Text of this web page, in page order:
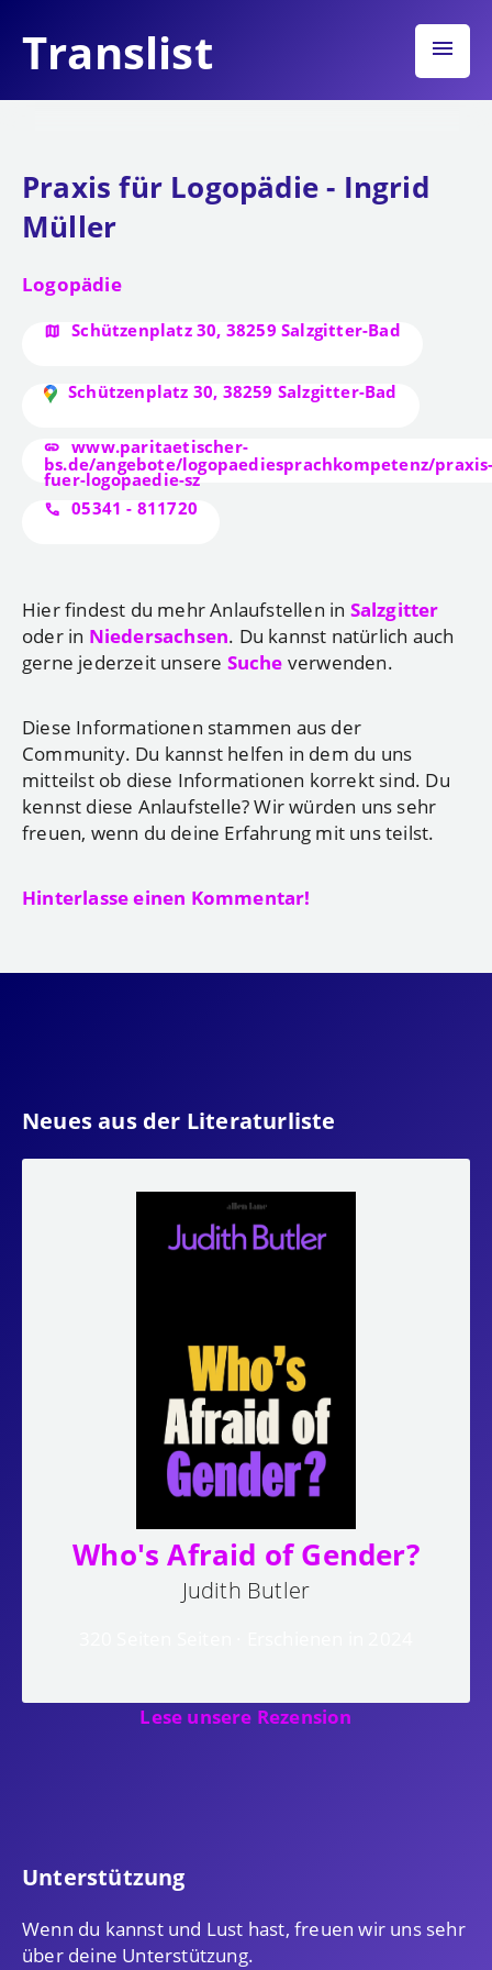
Translist menu
Praxis für Logopädie - Ingrid
Müller
Logopädie
Schützenplatz 30, 38259 Salzgitter-Bad
Schützenplatz 30, 38259 Salzgitter-Bad
www.paritaetischer-
bs.de/angebote/logopaediesprachkompetenz/
fuer-logopaedie-sz
05341 - 811720
Hier findest du mehr Anlaufstellen in Salzgitter
oder in Niedersachsen. Du kannst natürlich auch
gerne jederzeit unsere Suche verwenden.
Diese Informationen stammen aus der
Community. Du kannst helfen in dem du uns
mitteilst ob diese Informationen korrekt sind. Du
kennst diese Anlaufstelle? Wir würden uns sehr
freuen, wenn du deine Erfahrung mit uns teilst.
Hinterlasse einen Kommentar!
Neues aus der Literaturliste
Who's Afraid of Gender?
Judith Butler
Lese unsere Rezension
Unterstützung
Wenn du kannst und Lust hast, freuen wir uns sehr
über deine Unterstützung.